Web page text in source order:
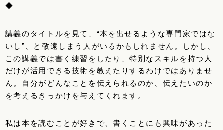
◆
講義のタイトルを見て、“本を出せるような専門家ではな
いし”、と敬遠しまう人がいるかもしれません。しかし、
この講義では書く練習をしたり、特別なスキルを持つ人
だけが活用できる技術を教えたりするわけではありませ
ん。自分がどんなことを伝えられるのか、伝えたいのか
を考えるきっかけを与えてくれます。
私は本を読むことが好きで、書くことにも興味があった